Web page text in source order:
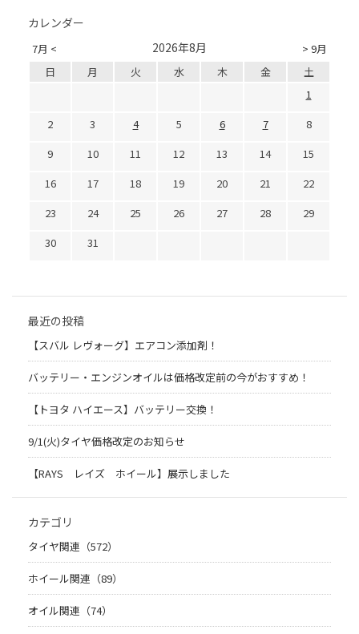
カレンダー
7月 < > 9月
2026年8月
日 月 火 水 木 金
土
1
2
3 4 5 6 7
8
9
10 11 12 13 14
15
16
17 18 19 20 21
22
23
24 25 26 27 28
29
30
31
最近の投稿
【スバル レヴォーグ】エアコン添加剤！
バッテリー・エンジンオイルは価格改定前の今がおすすめ！
【トヨタ ハイエース】バッテリー交換！
9/1(火)タイヤ価格改定のお知らせ
【RAYS レイズ ホイール】展示しました
カテゴリ
タイヤ関連（572）
ホイール関連（89）
オイル関連（74）